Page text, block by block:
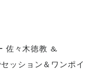
佐々木徳教 &
ッション＆ワンポイ